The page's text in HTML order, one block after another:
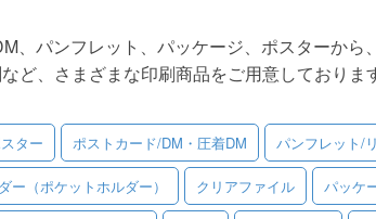
、パンフレット、パッケージ、ポスターから、
ど、さまざまな印刷商品をご用意しておりま
ター ポストカード/DM・圧着DM パンフレット/
ー（ポケットホルダー） クリアファイル パッケ